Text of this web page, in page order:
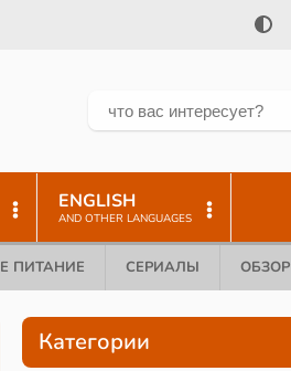
ENGLISH
AND OTHER LANGUAGES
ПИТАНИЕ СЕРИАЛЫ ОБЗОР
Категории